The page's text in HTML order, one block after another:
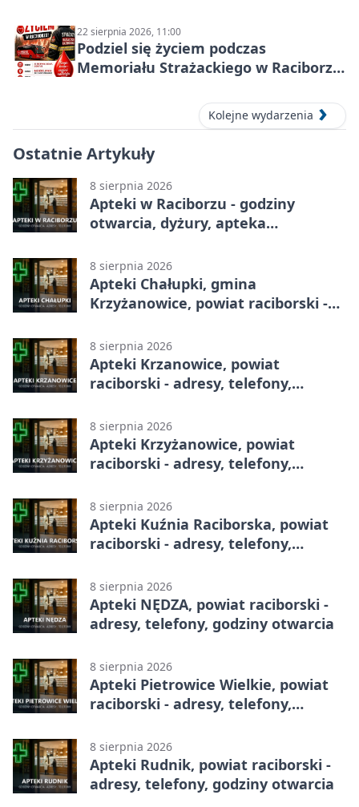
22 sierpnia 2026, 11:00
Podziel się życiem podczas
Memoriału Strażackiego w Raciborzu
Kolejne wydarzenia
Ostatnie Artykuły
8 sierpnia 2026
Apteki w Raciborzu - godziny
otwarcia, dyżury, apteka
8 sierpnia 2026
Apteki Chałupki, gmina
Krzyżanowice, powiat raciborski -
8 sierpnia 2026
Apteki Krzanowice, powiat
raciborski - adresy, telefony,
8 sierpnia 2026
Apteki Krzyżanowice, powiat
raciborski - adresy, telefony,
8 sierpnia 2026
Apteki Kuźnia Raciborska, powiat
raciborski - adresy, telefony,
8 sierpnia 2026
Apteki NĘDZA, powiat raciborski -
adresy, telefony, godziny otwarcia
8 sierpnia 2026
Apteki Pietrowice Wielkie, powiat
raciborski - adresy, telefony,
8 sierpnia 2026
Apteki Rudnik, powiat raciborski -
adresy, telefony, godziny otwarcia